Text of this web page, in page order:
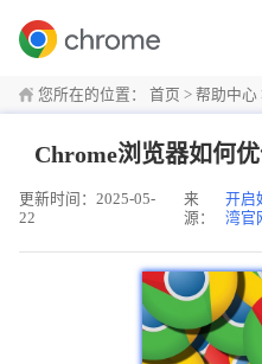
您所在的位置： 首页 > 帮助中心
Chrome浏览器如何
更新时间：2025-05-
22
来
源：
开启
湾官